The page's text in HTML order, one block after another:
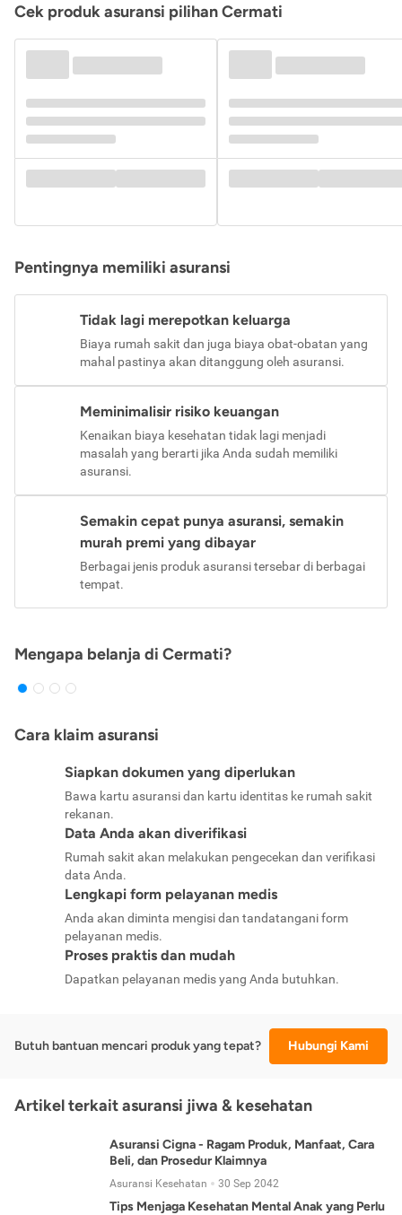
Cek produk asuransi pilihan Cermati
Pentingnya memiliki asuransi
Tidak lagi merepotkan keluarga
Biaya rumah sakit dan juga biaya obat-obatan yang
mahal pastinya akan ditanggung oleh asuransi.
Meminimalisir risiko keuangan
Kenaikan biaya kesehatan tidak lagi menjadi
masalah yang berarti jika Anda sudah memiliki
asuransi.
Semakin cepat punya asuransi, semakin
murah premi yang dibayar
Berbagai jenis produk asuransi tersebar di berbagai
tempat.
Mengapa belanja di Cermati?
Cara klaim asuransi
Siapkan dokumen yang diperlukan
Bawa kartu asuransi dan kartu identitas ke rumah sakit
rekanan.
Data Anda akan diverifikasi
Rumah sakit akan melakukan pengecekan dan verifikasi
data Anda.
Lengkapi form pelayanan medis
Anda akan diminta mengisi dan tandatangani form
pelayanan medis.
Proses praktis dan mudah
Dapatkan pelayanan medis yang Anda butuhkan.
Butuh bantuan mencari produk yang tepat? Hubungi Kami
Artikel terkait asuransi jiwa & kesehatan
Asuransi Cigna - Ragam Produk, Manfaat, Cara
Beli, dan Prosedur Klaimnya
Asuransi Kesehatan 30 Sep 2042
Tips Menjaga Kesehatan Mental Anak yang Perlu